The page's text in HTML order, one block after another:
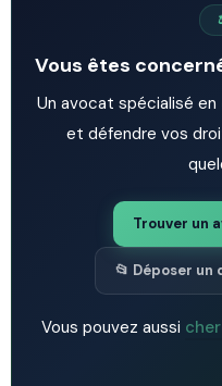
Vous êtes
Un avocat spécialisé en
et défendre vos
Trouver un
📂 Déposer
Vous pouvez aussi